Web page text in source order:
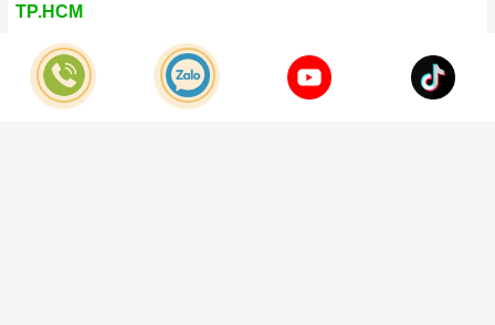
TP.HCM
Hotline:
028.66.79.8989
Khiếu nại: 0933.800.899